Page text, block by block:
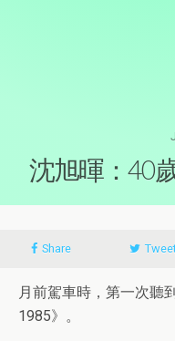
沈旭暉：40
Share
月前駕車時，第一次聽
1985》。